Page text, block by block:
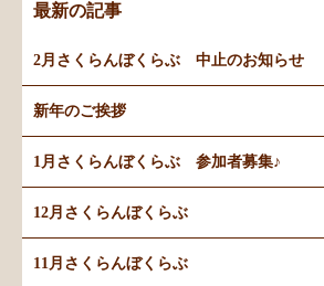
最新の記事
2月さくらんぼくらぶ 中止のお知らせ
新年のご挨拶
1月さくらんぼくらぶ 参加者募集♪
12月さくらんぼくらぶ
11月さくらんぼくらぶ